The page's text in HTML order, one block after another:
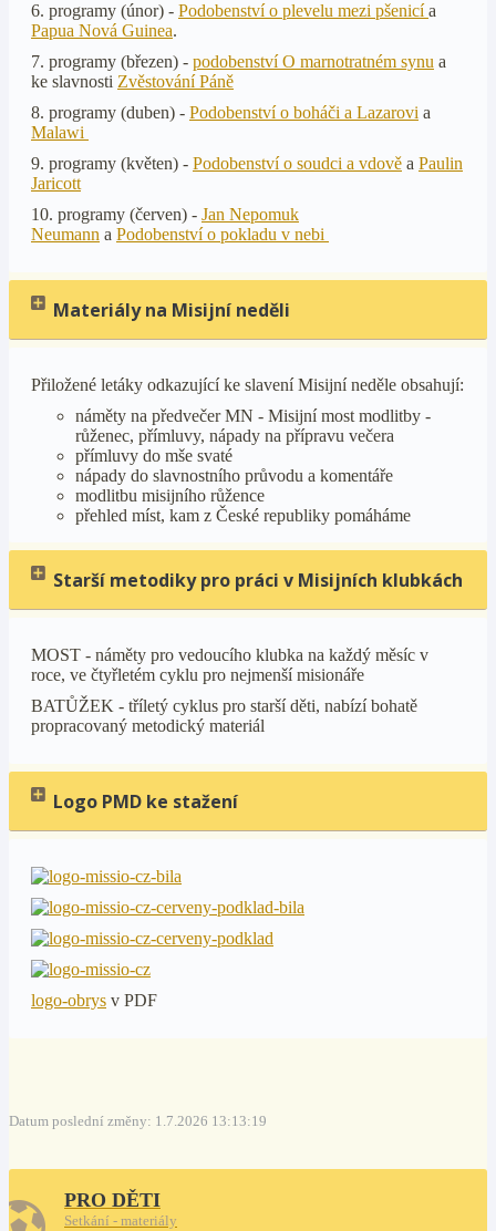
6. programy (únor) - Podobenství o plevelu mezi pšenicía
Papua Nová Guinea.
7. programy (březen) - podobenství O marnotratném synu a
ke slavnosti Zvěstování Páně
8. programy (duben) - Podobenství o boháči a Lazarovi a
Malawi
9. programy (květen) - Podobenství o soudci a vdově a Paulin
Jaricott
10. programy (červen) - Jan Nepomuk
Neumann a Podobenství o pokladu v nebi
Materiály na Misijní neděli
Přiložené letáky odkazující ke slavení Misijní neděle obsahují:
náměty na předvečer MN - Misijní most modlitby -
růženec, přímluvy, nápady na přípravu večera
přímluvy do mše svaté
nápady do slavnostního průvodu a komentáře
modlitbu misijního růžence
přehled míst, kam z České republiky pomáháme
Starší metodiky pro práci v Misijních klubkách
MOST - náměty pro vedoucího klubka na každý měsíc v
roce, ve čtyřletém cyklu pro nejmenší misionáře
BATŮŽEK - tříletý cyklus pro starší děti, nabízí bohatě
propracovaný metodický materiál
Logo PMD ke stažení
logo-obrys v PDF
Datum poslední změny: 1.7.2026 13:13:19
PRO DĚTI
Setkání - materiály